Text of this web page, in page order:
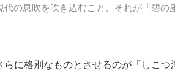
代の息吹を吹き込むこと、それが「碧の
に格別なものとさせるのが「しこつ